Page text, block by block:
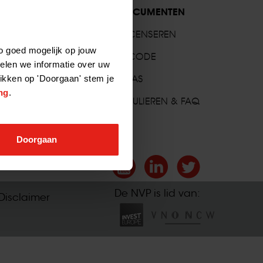
goed mogelijk op jouw
we informatie over uw
op 'Doorgaan' stem je
.
Doorgaan
STANDAARDDOCUMENTEN
MVL TOOLKIT LICENSEREN
NVP GEDRAGSCODE
STANDAARD NDAS
WET VIFO FORMULIEREN & FAQ
Disclaimer De NVP is lid van: